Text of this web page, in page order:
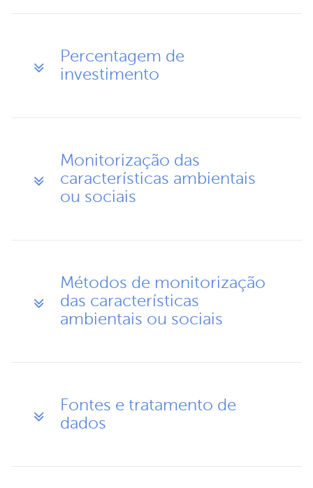
Percentagem de
investimento
Monitorização das
características ambientais
ou sociais
Métodos de monitorização
das características
ambientais ou sociais
Fontes e tratamento de
dados